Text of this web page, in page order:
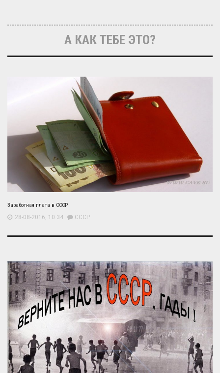
А КАК ТЕБЕ ЭТО?
Заработная плата в СССР
28-08-2016, 10:34 СССР